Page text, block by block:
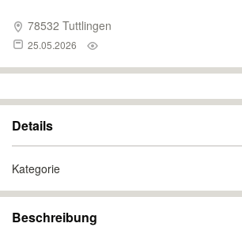
78532 Tuttlingen
25.05.2026
Details
Kategorie
Beschreibung